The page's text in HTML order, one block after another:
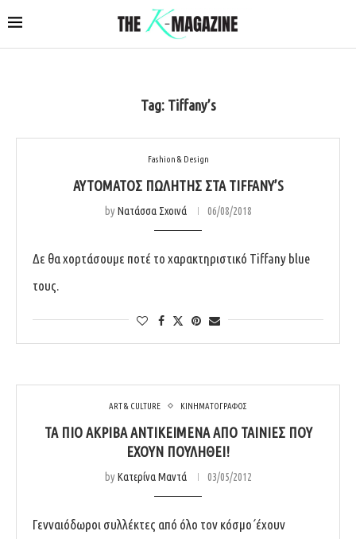
Tag: Tiffany’s
Fashion & Design
ΑΥΤΌΜΑΤΟΣ ΠΩΛΗΤΉΣ ΣΤΑ TIFFANY’S
byΝατάσσα Σχοινά 06/08/2018
Δε θα χορτάσουμε ποτέ το χαρακτηριστικό Tiffany blue
τους.
ART & CULTURE ΚΙΝΗΜΑΤΟΓΡΑΦΟΣ
ΤΑ ΠΙΟ ΑΚΡΙΒΆ ΑΝΤΙΚΕΊΜΕΝΑ ΑΠΌ ΤΑΙΝΊΕΣ ΠΟΥ
ΈΧΟΥΝ ΠΟΥΛΗΘΕΊ!
byΚατερίνα Μαντά 03/05/2012
Γενναιόδωροι συλλέκτες από όλο τον κόσμο΄έχουν